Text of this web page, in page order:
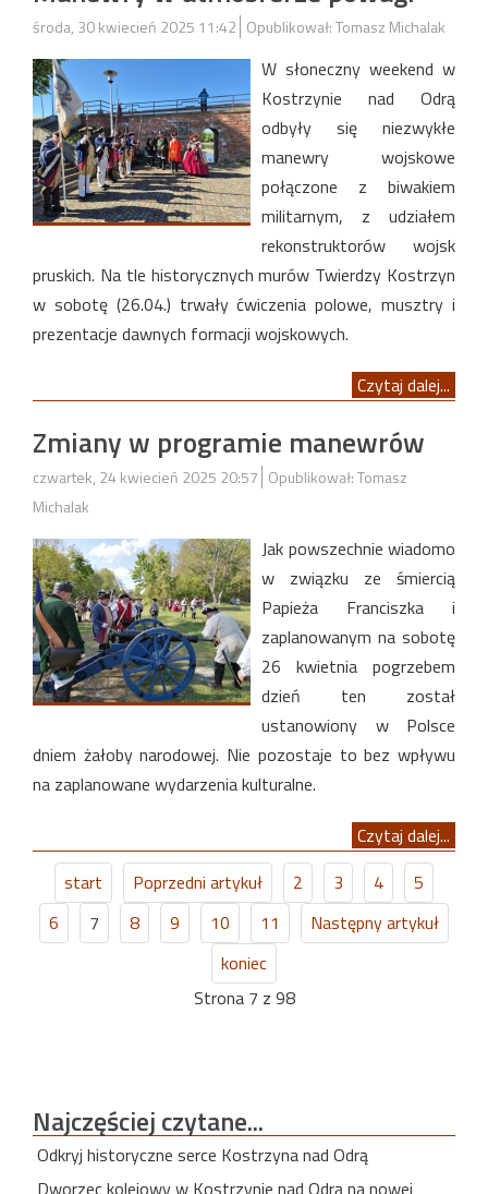
środa, 30 kwiecień 2025 11:42 Opublikował: Tomasz Michalak
W słoneczny weekend w
Kostrzynie nad Odrą
odbyły się niezwykłe
manewry wojskowe
połączone z biwakiem
militarnym, z udziałem
rekonstruktorów wojsk
pruskich. Na tle historycznych murów Twierdzy Kostrzyn
w sobotę (26.04.) trwały ćwiczenia polowe, musztry i
prezentacje dawnych formacji wojskowych.
Czytaj dalej...
Zmiany w programie manewrów
czwartek, 24 kwiecień 2025 20:57 Opublikował: Tomasz
Michalak
Jak powszechnie wiadomo
w związku ze śmiercią
Papieża Franciszka i
zaplanowanym na sobotę
26 kwietnia pogrzebem
dzień ten został
ustanowiony w Polsce
dniem żałoby narodowej. Nie pozostaje to bez wpływu
na zaplanowane wydarzenia kulturalne.
Czytaj dalej...
start
Poprzedni artykuł 2 3 4
5
6
7 8 9 10 11
Następny artykuł
koniec
Strona 7 z 98
Najczęściejczytane...
Odkryj historyczne serce Kostrzyna nad Odrą
Dworzec kolejowy w Kostrzynie nad Odrą na nowej